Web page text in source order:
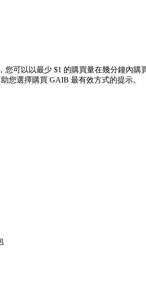
您可以以最少 $1 的購買量在幾分鐘內購
您選擇購買 GAIB 最有效方式的提示。